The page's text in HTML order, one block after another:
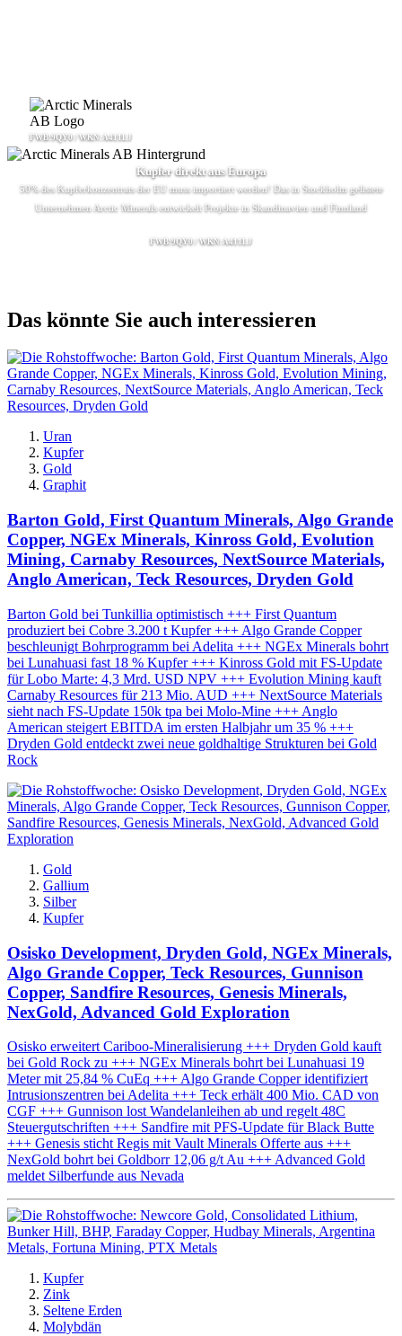
FWB:9QY0 / WKN:A411LJ
Kupfer direkt aus Europa
50% des Kupferkonzentrats der EU muss importiert werden! Das in Stockholm gelistete
Unternehmen Arctic Minerals entwickelt Projekte in Skandinavien und Finnland
FWB:9QY0 / WKN:A411LJ
Das könnte Sie auch interessieren
Uran
Kupfer
Gold
Graphit
Barton Gold, First Quantum Minerals, Algo Grande
Copper, NGEx Minerals, Kinross Gold, Evolution
Mining, Carnaby Resources, NextSource Materials,
Anglo American, Teck Resources, Dryden Gold
Barton Gold bei Tunkillia optimistisch +++ First Quantum
produziert bei Cobre 3.200 t Kupfer +++ Algo Grande Copper
beschleunigt Bohrprogramm bei Adelita +++ NGEx Minerals bohrt
bei Lunahuasi fast 18 % Kupfer +++ Kinross Gold mit FS-Update
für Lobo Marte: 4,3 Mrd. USD NPV +++ Evolution Mining kauft
Carnaby Resources für 213 Mio. AUD +++ NextSource Materials
sieht nach FS-Update 150k tpa bei Molo-Mine +++ Anglo
American steigert EBITDA im ersten Halbjahr um 35 % +++
Dryden Gold entdeckt zwei neue goldhaltige Strukturen bei Gold
Rock
Gold
Gallium
Silber
Kupfer
Osisko Development, Dryden Gold, NGEx Minerals,
Algo Grande Copper, Teck Resources, Gunnison
Copper, Sandfire Resources, Genesis Minerals,
NexGold, Advanced Gold Exploration
Osisko erweitert Cariboo-Mineralisierung +++ Dryden Gold kauft
bei Gold Rock zu +++ NGEx Minerals bohrt bei Lunahuasi 19
Meter mit 25,84 % CuEq +++ Algo Grande Copper identifiziert
Intrusionszentren bei Adelita +++ Teck erhält 400 Mio. CAD von
CGF +++ Gunnison lost Wandelanleihen ab und regelt 48C
Steuergutschriften +++ Sandfire mit PFS-Update für Black Butte
+++ Genesis sticht Regis mit Vault Minerals Offerte aus +++
NexGold bohrt bei Goldborr 12,06 g/t Au +++ Advanced Gold
meldet Silberfunde aus Nevada
Kupfer
Zink
Seltene Erden
Molybdän